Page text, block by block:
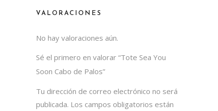
VALORACIONES
No hay valoraciones aún.
Sé el primero en valorar “Tote Sea You
Soon Cabo de Palos”
Tu dirección de correo electrónico no será
publicada. Los campos obligatorios están